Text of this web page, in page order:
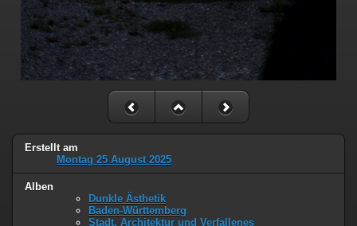
Erstellt am
Montag 25 August 2025
Alben
Dunkle Ästhetik
Baden-Württemberg
Stadt, Architektur und Verfallenes